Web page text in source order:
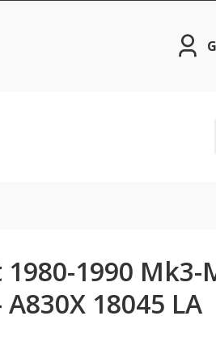
1990 Mk3-
18045 LA